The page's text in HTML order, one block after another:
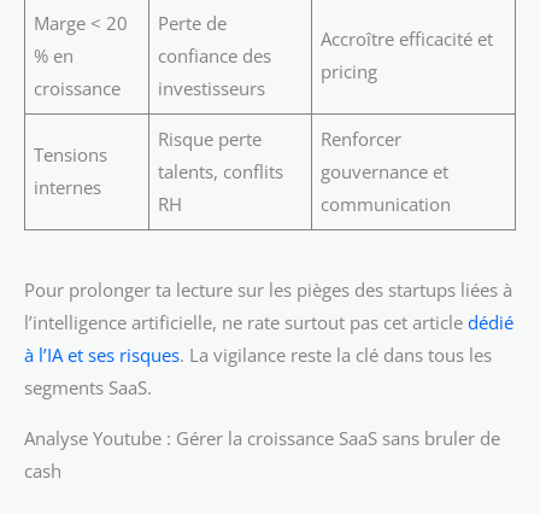
Marge < 20
% en
croissance
Perte de
confiance des
investisseurs
Accroître efficacité et
pricing
Tensions
internes
Risque perte
talents, conflits
RH
Renforcer
gouvernance et
communication
Pour prolonger ta lecture sur les pièges des startups liées à
l’intelligence artificielle, ne rate surtout pas cet article dédié
à l’IA et ses risques. La vigilance reste la clé dans tous les
segments SaaS.
Analyse Youtube : Gérer la croissance SaaS sans bruler de
cash